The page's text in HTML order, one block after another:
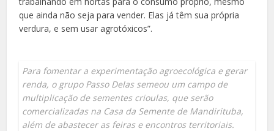
que ainda não seja para vender. Elas já têm sua própria
verdura, e sem usar agrotóxicos”.
Para fomentar a experimentação agroecológica e gerar
renda, o grupo Passo Delas semeou um campo de
multiplicação de sementes crioulas, que serão
comercializadas na Casa da Semente de Mandirituba,
além de abastecer as feiras e encontros territoriais.